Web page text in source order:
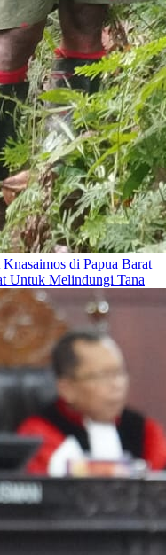
di Papua Barat
Untuk Melindungi Tana